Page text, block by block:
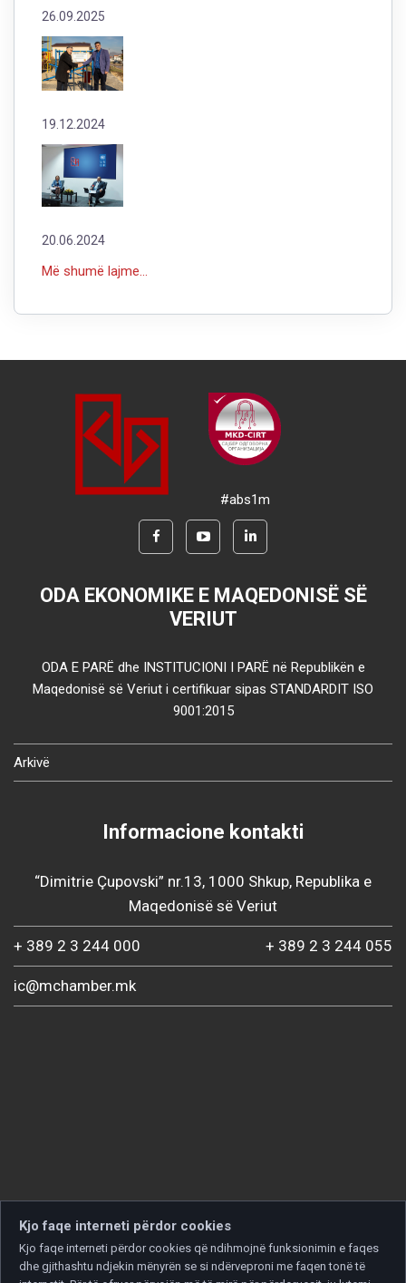
26.09.2025
19.12.2024
20.06.2024
Më shumë lajme...
#abs1m
ODA EKONOMIKE E MAQEDONISË SË
VERIUT
ODA E PARË dhe INSTITUCIONI I PARË në Republikën e
Maqedonisë së Veriut i certifikuar sipas STANDARDIT ISO
9001:2015
Arkivë
Informacione kontakti
“Dimitrie Çupovski” nr.13, 1000 Shkup, Republika e
Maqedonisë së Veriut
+ 389 2 3 244 000 + 389 2 3 244 055
ic@mchamber.mk
Kjo faqe interneti përdor cookies
Kjo faqe interneti përdor cookies që ndihmojnë funksionimin e faqes
dhe gjithashtu ndjekin mënyrën se si ndërveproni me faqen tonë të